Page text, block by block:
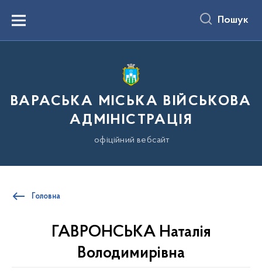
вмістуMenu Пошук
ВАРАСЬКА МІСЬКА ВІЙСЬКОВА
АДМІНІСТРАЦІЯ
офіційний вебсайт
Головна
ГАВРОНСЬКА Наталія
Володимирівна